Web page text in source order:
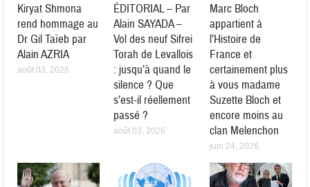
Kiryat Shmona
rend hommage au
Dr Gil Taïeb par
Alain AZRIA
août 03, 2026
ÉDITORIAL – Par
Alain SAYADA –
Vol des neuf Sifrei
Torah de Levallois
: jusqu’à quand le
silence ? Que
s’est-il réellement
passé ?
août 03, 2026
Marc Bloch
appartient à
l’Histoire de
France et
certainement plus
à vous madame
Suzette Bloch et
encore moins au
clan Melenchon
juin 24, 2026